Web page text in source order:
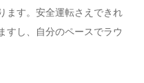
ます。安全運転さえできれ
すし、自分のペースでラウ